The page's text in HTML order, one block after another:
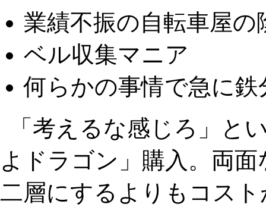
業績不振の自転車屋の
ベル収集マニア
何らかの事情で急に
「考えるな感じろ」と
よドラゴン」購入。両
二層にするよりもコス